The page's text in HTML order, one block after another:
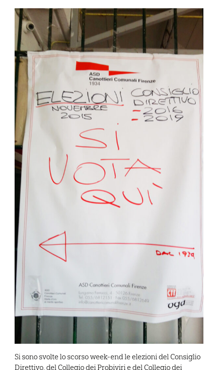
Si sono svolte lo scorso week-end le elezioni del Consiglio
Direttivo, del Collegio dei Probiviri e del Collegio dei